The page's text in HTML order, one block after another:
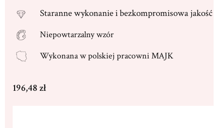
Starannewykonanie i bezkompromisowa jakość
Niepowtarzalny wzór
Wykonana wpolskiej pracowni MAJK
Cena
196,48 zł